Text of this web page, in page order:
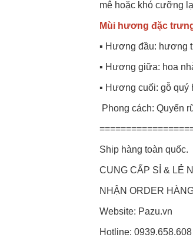
mê hoặc khó cưỡng
Mùi hương đặc
▪️ Hương đầu: hương
▪️ Hương giữa: hoa
▪️ Hương cuối: gỗ quý
Phong cách: Quyến
Ship hàng toàn quốc.
CUNG CẤP SỈ & LẺ
NHẬN ORDER
Website: Pazu.vn
Hotline: 0939.658.608